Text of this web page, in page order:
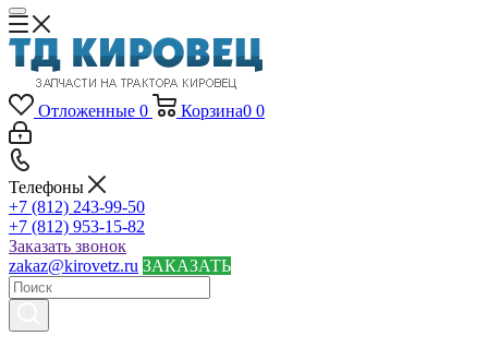
Отложенные 0 Корзина0 0
Телефоны
+7 (812) 243-99-50
+7 (812) 953-15-82
Заказать звонок
zakaz@kirovetz.ru ЗАКАЗАТЬ